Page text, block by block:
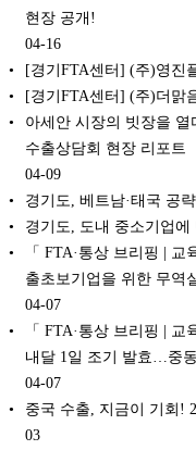
현장 공개!
04-16
[경기FTA센터] (주)영진
[경기FTA센터] (주)더맑
아세안 시장의 빗장을
수출상담회 현장 리포트
04-09
경기도, 베트남·태국 공
경기도, 도내 중소기업에
「 FTA·통상 브리핑 |
출초보기업을 위한 무역
04-07
「 FTA·통상 브리핑 | 교
내달 1일 조기 발효…중
04-07
중국 수출, 지금이 기회!
03